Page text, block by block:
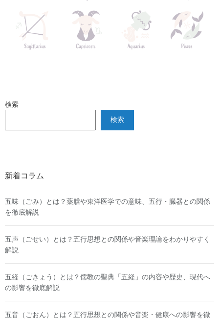
検索
検索
新着コラム
五味（ごみ）とは？薬膳や東洋医学での意味、五行・臓器との関係
を徹底解説
五声（ごせい）とは？五行思想との関係や音楽理論をわかりやすく
解説
五経（ごきょう）とは？儒教の聖典「五経」の内容や歴史、現代へ
の影響を徹底解説
五音（ごおん）とは？五行思想との関係や音楽・健康への影響を徹